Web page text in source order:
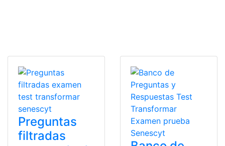
Preguntas
filtradas